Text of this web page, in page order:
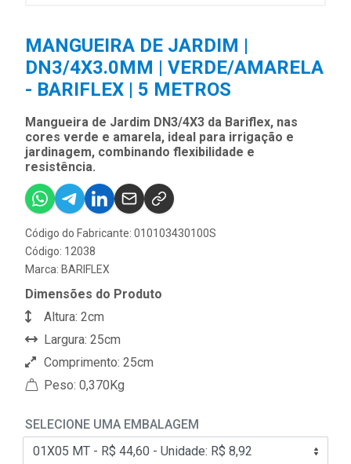
MANGUEIRA DE JARDIM |
DN3/4X3.0MM | VERDE/AMARELA
- BARIFLEX | 5 METROS
Mangueira de Jardim DN3/4X3 da Bariflex, nas
cores verde e amarela, ideal para irrigação e
jardinagem, combinando flexibilidade e
resistência.
Código do Fabricante: 010103430100S
Código: 12038
Marca: BARIFLEX
Dimensões do Produto
Altura: 2cm
Largura: 25cm
Comprimento: 25cm
Peso: 0,370Kg
SELECIONE UMA EMBALAGEM